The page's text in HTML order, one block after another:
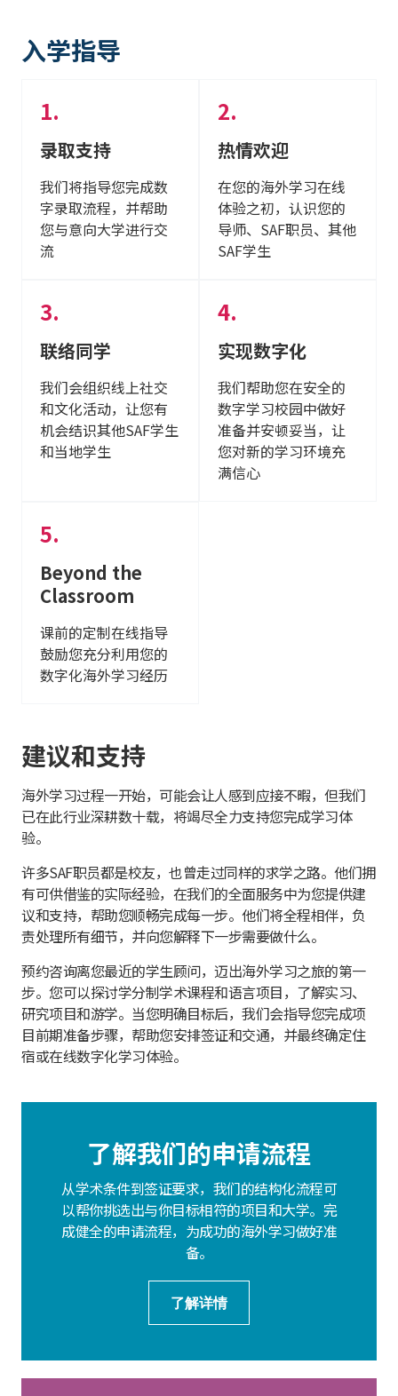
入学指导
录取支持
我们将指导您完成数
字录取流程，并帮助
您与意向大学进行交
流
热情欢迎
在您的海外学习在线
体验之初，认识您的
导师、SAF职员、其他
SAF学生
联络同学
我们会组织线上社交
和文化活动，让您有
机会结识其他SAF学生
和当地学生
实现数字化
我们帮助您在安全的
数字学习校园中做好
准备并安顿妥当，让
您对新的学习环境充
满信心
Beyond the
Classroom
课前的定制在线指导
鼓励您充分利用您的
数字化海外学习经历
建议和支持
海外学习过程一开始，可能会让人感到应接不暇，但我们
已在此行业深耕数十载，将竭尽全力支持您完成学习体
验。
许多SAF职员都是校友，也曾走过同样的求学之路。他们拥
有可供借鉴的实际经验，在我们的全面服务中为您提供建
议和支持，帮助您顺畅完成每一步。他们将全程相伴，负
责处理所有细节，并向您解释下一步需要做什么。
预约咨询离您最近的学生顾问，迈出海外学习之旅的第一
步。您可以探讨学分制学术课程和语言项目，了解实习、
研究项目和游学。当您明确目标后，我们会指导您完成项
目前期准备步骤，帮助您安排签证和交通，并最终确定住
宿或在线数字化学习体验。
了解我们的申请流程
从学术条件到签证要求，我们的结构化流程可
以帮你挑选出与你目标相符的项目和大学。完
成健全的申请流程，为成功的海外学习做好准
备。
了解详情